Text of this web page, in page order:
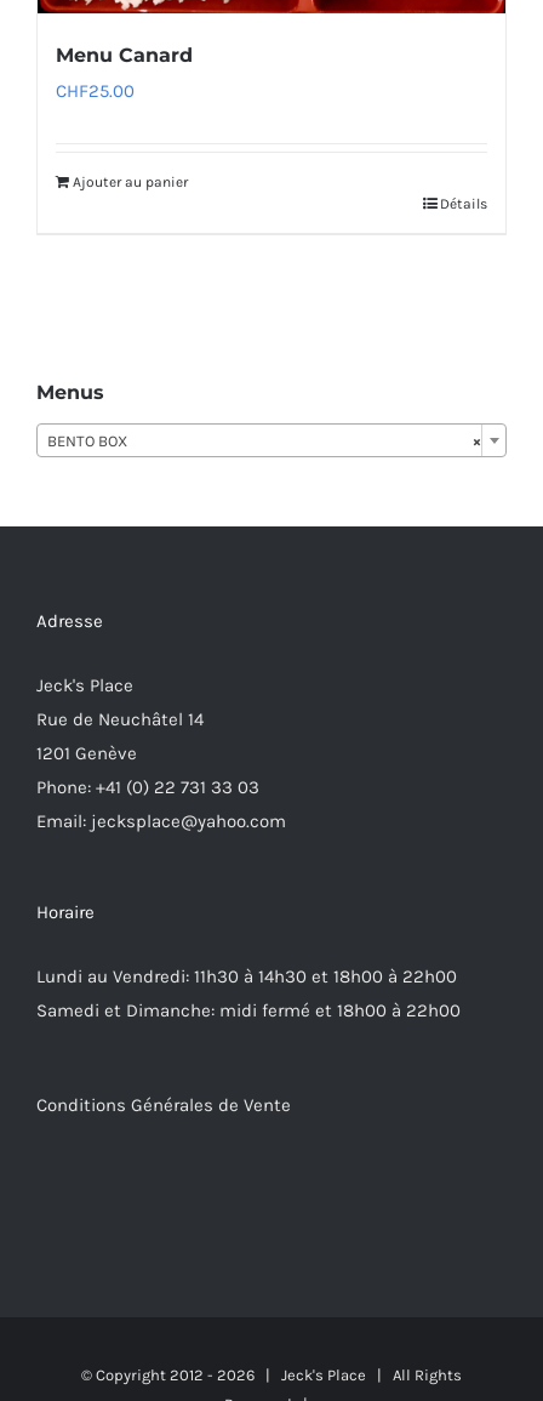
Menu Canard
CHF25.00
Ajouter au panier
Détails
Menus
×
BENTO BOX
Adresse
Jeck's Place
Rue de Neuchâtel 14
1201 Genève
Phone: +41 (0) 22 731 33 03
Email: jecksplace@yahoo.com
Horaire
Lundi au Vendredi: 11h30 à 14h30 et 18h00 à 22h00
Samedi et Dimanche: midi fermé et 18h00 à 22h00
Conditions Générales de Vente
© Copyright 2012 - 2026 | Jeck's Place | All Rights